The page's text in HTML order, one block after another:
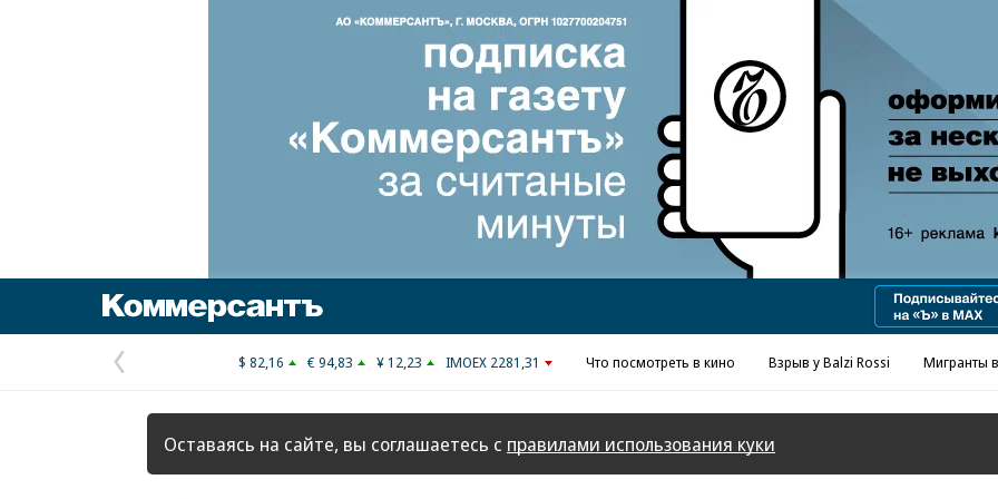
Реклама в «Ъ» www.kommersant.ru/ad
Предыдущая
страница
$ 82,16 € 94,83 ¥ 12,23 IMOEX 2281,31 Что посмотреть в кино Взрыв у Balzi Rossi Мигранты
Оставаясь на сайте, вы соглашаетесь с правилами использования куки